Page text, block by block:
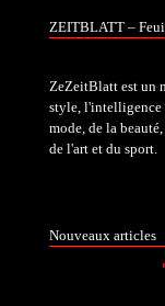
ZEITBLATT –
ZeZeitBlatt est un
style, l'intelligence
mode, de la
de l'art et du sport.
Nouveaux articles